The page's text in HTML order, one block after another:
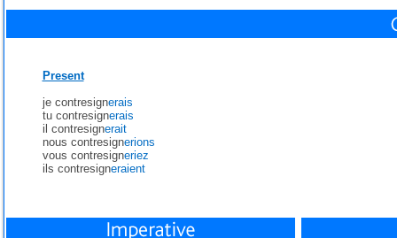
Present
je contresignerais
tu contresignerais
il contresignerait
nous contresignerions
vous contresigneriez
ils contresigneraient